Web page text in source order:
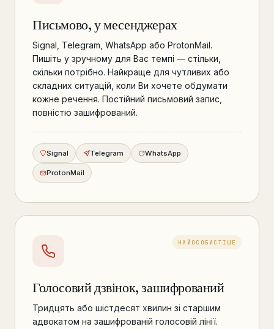
Письмово, у месенджерах
Signal, Telegram, WhatsApp або ProtonMail.
Пишіть у зручному для Вас темпі — стільки,
скільки потрібно. Найкраще для чутливих або
складних ситуацій, коли Ви хочете обдумати
кожне речення. Постійний письмовий запис,
повністю зашифрований.
Signal Telegram WhatsApp
ProtonMail
НАЙОСОБИСТІШЕ
Голосовий дзвінок, зашифрований
Тридцять або шістдесят хвилин зі старшим
адвокатом на зашифрованій голосовій лінії.